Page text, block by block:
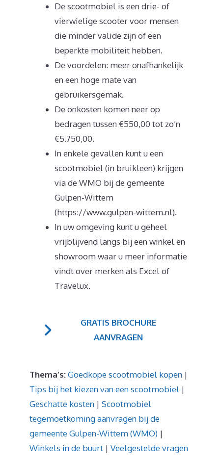
De scootmobiel is een drie- of
vierwielige scooter voor mensen
die minder valide zijn of een
beperkte mobiliteit hebben.
De voordelen: meer onafhankelijk
en een hoge mate van
gebruikersgemak.
De onkosten komen neer op
bedragen tussen €550,00 tot zo’n
€5.750,00.
In enkele gevallen kunt u een
scootmobiel (in bruikleen) krijgen
via de WMO bij de gemeente
Gulpen-Wittem
(https://www.gulpen-wittem.nl).
In uw omgeving kunt u geheel
vrijblijvend langs bij een winkel en
showroom waar u meer informatie
vindt over merken als Excel of
Travelux.
GRATIS BROCHURE
AANVRAGEN
Thema’s:Goedkope scootmobiel kopen |
Tips bij het kiezen van een scootmobiel |
Geschatte kosten | Scootmobiel
tegemoetkoming aanvragen bij de
gemeente Gulpen-Wittem (WMO) |
Winkels in de buurt | Veelgestelde vragen